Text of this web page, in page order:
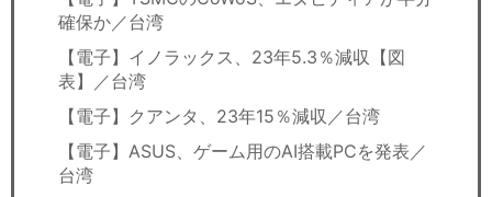
確保か／台湾
【電子】イノラックス、23年5.3％減収【図
表】／台湾
【電子】クアンタ、23年15％減収／台湾
【電子】ASUS、ゲーム用のAI搭載PCを発表／
台湾